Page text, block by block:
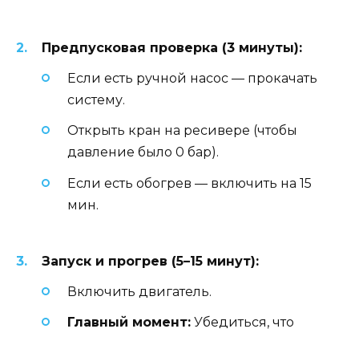
Предпусковая проверка (3 минуты):
Если есть ручной насос — прокачать
систему.
Открыть кран на ресивере (чтобы
давление было 0 бар).
Если есть обогрев — включить на 15
мин.
Запуск и прогрев (5–15 минут):
Включить двигатель.
Главный момент: Убедиться, что